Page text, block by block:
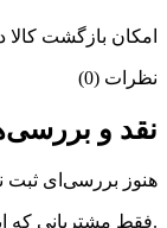
امکان بازگشت کالا در 7
نظرات (0)
نقد و
هنوز بررسی‌ای
.فقط مشتریانی که